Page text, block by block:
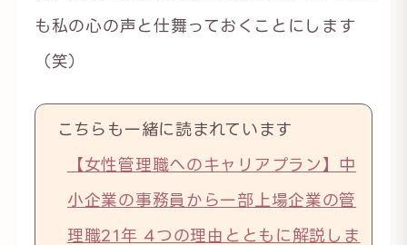
も私の心の声と仕舞っておくことにします
（笑）
こちらも一緒に読まれています
【女性管理職へのキャリアプラン】中
小企業の事務員から一部上場企業の管
理職21年 4つの理由とともに解説しま